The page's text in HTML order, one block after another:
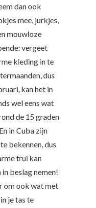
dan ook
mee, jurkjes,
mouwloze
vergeet
kleding in te
dus
kan het in
wel eens wat
de 15 graden
in Cuba zijn
bekennen, dus
trui kan
beslag nemen!
om ook wat met
je tas te